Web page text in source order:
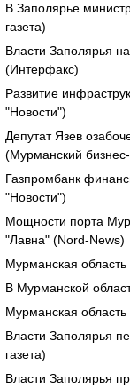
В Заполярье
газета)
Власти Заполярья
(Интерфакс)
Развитие
"Новости")
Депутат Язев
(Мурманский
Газпромбанк
"Новости")
Мощности порта
"Лавна" (Nord-News)
Мурманская
В Мурманской
Мурманская
Власти Заполярья
газета)
Власти Заполярья